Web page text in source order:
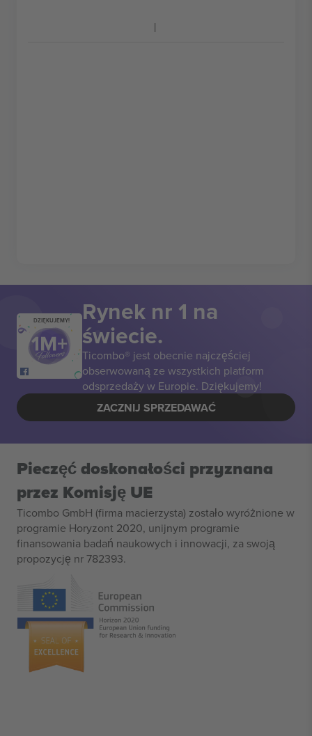
DZIĘKUJEMY! Rynek nr 1 na
świecie.
Ticombo® jest obecnie najczęściej
obserwowaną ze wszystkich platform
odsprzedaży w Europie. Dziękujemy!
ZACZNIJ SPRZEDAWAĆ
Pieczęć doskonałości przyznana
przez Komisję UE
Ticombo GmbH (firma macierzysta) zostało wyróżnione w
programie Horyzont 2020, unijnym programie
finansowania badań naukowych i innowacji, za swoją
propozycję nr 782393.